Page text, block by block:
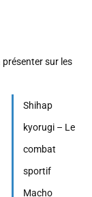
sur les
Shihap
kyorugi – Le
combat
sportif
Macho